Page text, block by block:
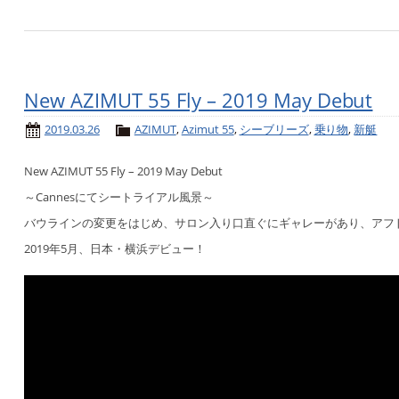
New AZIMUT 55 Fly – 2019 May Debut
2019.03.26 AZIMUT,Azimut 55, シーブリーズ,乗り物, 新艇
New AZIMUT 55 Fly – 2019 May Debut
～Cannesにてシートライアル風景～
バウラインの変更をはじめ、サロン入り口直ぐにギャレーがあり、アフ
2019年5月、日本・横浜デビュー！